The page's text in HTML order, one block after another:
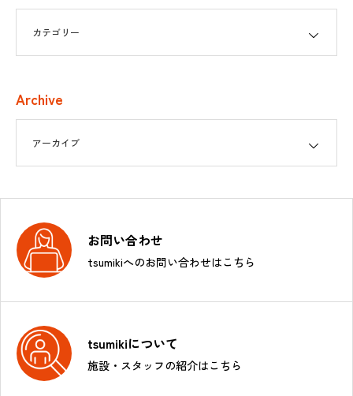
Archive
お問い合わせ
tsumikiへのお問い合わせはこちら
tsumikiについて
施設・スタッフの紹介はこちら